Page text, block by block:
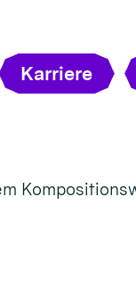
Karriere